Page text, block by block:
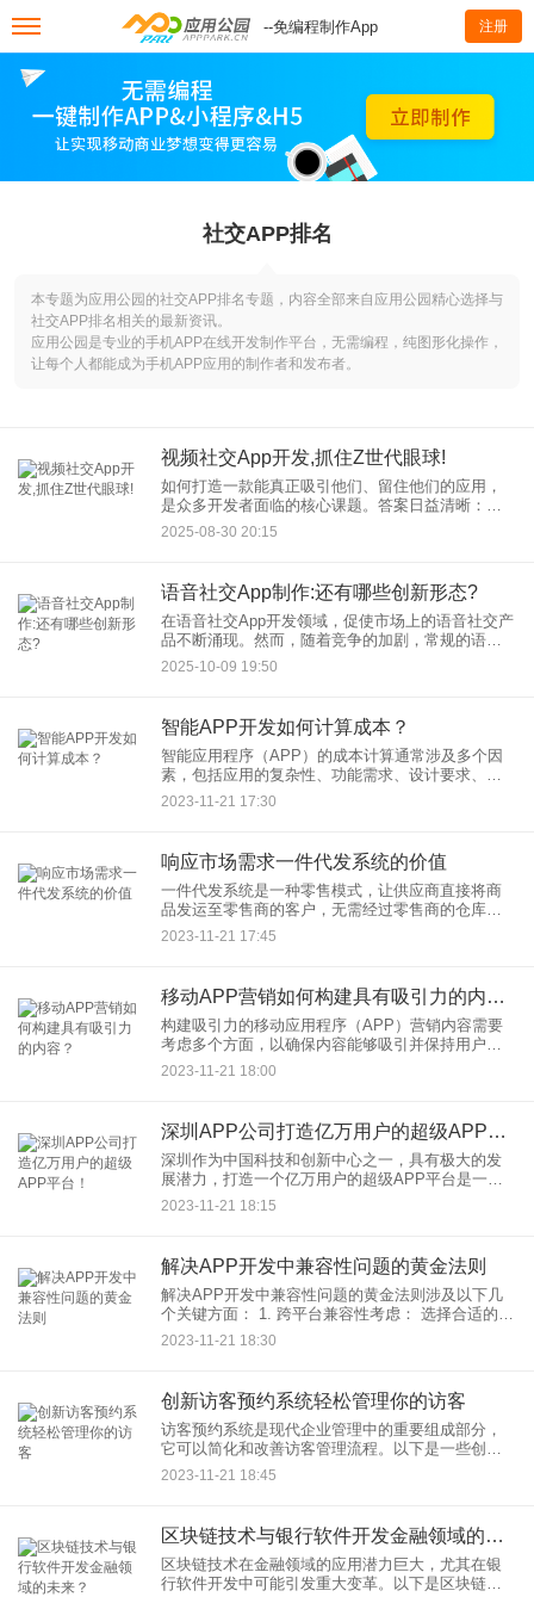
--免编程制作App 注册
社交APP排名
本专题为应用公园的社交APP排名专题，内容全部来自应用公园精心选择与
社交APP排名相关的最新资讯。
应用公园是专业的手机APP在线开发制作平台，无需编程，纯图形化操作，
让每个人都能成为手机APP应用的制作者和发布者。
视频社交App开发,抓住Z世代眼球!
如何打造一款能真正吸引他们、留住他们的应用，
是众多开发者面临的核心课题。答案日益清晰：视
频社交App开发 正站在风口之上。相较于传统的图
文社交，视频以其更强的表现力、沉浸感和互动
2025-08-30 20:15
语音社交App制作:还有哪些创新形态?
在语音社交App开发领域，促使市场上的语音社交产
品不断涌现。然而，随着竞争的加剧，常规的语音
社交模式已难以满足用户日益多样化的需求。那
么，在语音社交App制作方面，还有哪些创新形态值
2025-10-09 19:50
智能APP开发如何计算成本？
智能应用程序（APP）的成本计算通常涉及多个因
素，包括应用的复杂性、功能需求、设计要求、开
发平台、团队结构和地理位置等。以下是计算智能
APP开发成本的一般步骤和考虑因素：
2023-11-21 17:30
响应市场需求一件代发系统的价值
一件代发系统是一种零售模式，让供应商直接将商
品发运至零售商的客户，无需经过零售商的仓库。
这种系统可以在多个方面为市场提供价值： 1. 库存
管理优化：
2023-11-21 17:45
移动APP营销如何构建具有吸引力的内容？
构建吸引力的移动应用程序（APP）营销内容需要
考虑多个方面，以确保内容能够吸引并保持用户的
注意力。以下是一些构建具有吸引力内容的关键要
点： 1. 明确目标受众：
2023-11-21 18:00
深圳APP公司打造亿万用户的超级APP平台！
深圳作为中国科技和创新中心之一，具有极大的发
展潜力，打造一个亿万用户的超级APP平台是一个
雄心勃勃的目标。要实现这一目标，需要考虑以下
2023-11-21 18:15
解决APP开发中兼容性问题的黄金法则
解决APP开发中兼容性问题的黄金法则涉及以下几
个关键方面： 1. 跨平台兼容性考虑： 选择合适的开
发框架： 使用跨平台开发框架（如React Nati
2023-11-21 18:30
创新访客预约系统轻松管理你的访客
访客预约系统是现代企业管理中的重要组成部分，
它可以简化和改善访客管理流程。以下是一些创新
的访客预约系统功能，能够帮助轻松管理访客： 1.
在线预约平台：
2023-11-21 18:45
区块链技术与银行软件开发金融领域的未来？
区块链技术在金融领域的应用潜力巨大，尤其在银
行软件开发中可能引发重大变革。以下是区块链技